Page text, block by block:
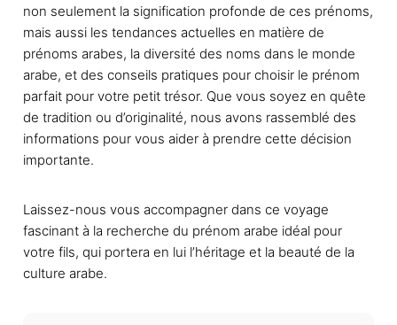
non seulement la signification profonde de ces prénoms,
mais aussi les tendances actuelles en matière de
prénoms arabes, la diversité des noms dans le monde
arabe, et des conseils pratiques pour choisir le prénom
parfait pour votre petit trésor. Que vous soyez en quête
de tradition ou d’originalité, nous avons rassemblé des
informations pour vous aider à prendre cette décision
importante.
Laissez-nous vous accompagner dans ce voyage
fascinant à la recherche du prénom arabe idéal pour
votre fils, qui portera en lui l’héritage et la beauté de la
culture arabe.